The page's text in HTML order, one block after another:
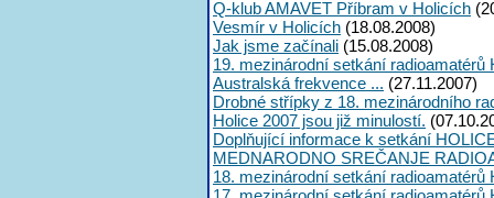
Q-klub AMAVET Příbram v Holicích
Vesmír v Holicích (18.08.2008)
Jak jsme začínali (15.08.2008)
19. mezinárodní setkání
Australská frekvence ... (27.11.2007)
Drobné střípky z 18. mezinárodního
Holice 2007 jsou již minulostí.
Doplňující informace k setkání
MEDNARODNO SREČANJE
18. mezinárodní setkání radioamatérů